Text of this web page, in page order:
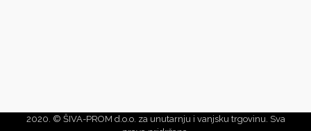
2020. © ŠIVA-PROM d.o.o. za unutarnju i vanjsku trgovinu. Sva